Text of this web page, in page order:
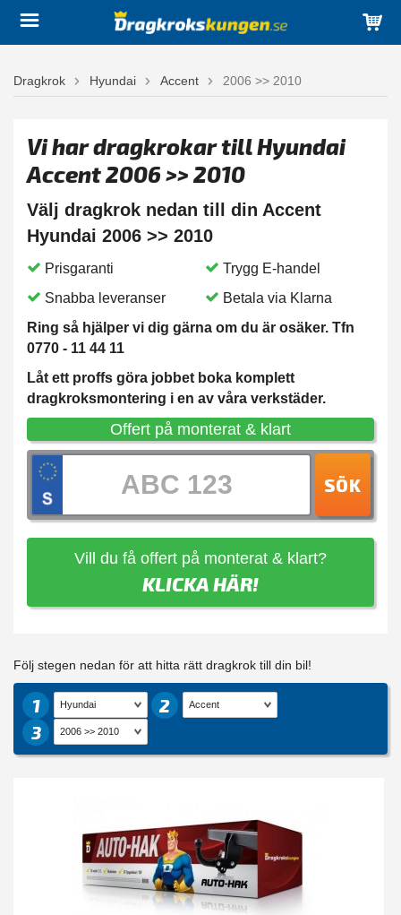
Dragkrok Hyundai Accent 2006 >> 2010
Vi har dragkrokar till Hyundai
Accent 2006 >> 2010
Välj dragkrok nedan till din Accent
Hyundai 2006 >> 2010
Prisgaranti
Trygg E-handel
Snabba leveranser
Betala via Klarna
Ring så hjälper vi dig gärna om du är osäker. Tfn
0770 - 11 44 11
Låt ett proffs göra jobbet boka komplett
dragkroksmontering i en av våra verkstäder.
Offert på monterat & klart
SÖK
Vill du få offert på monterat & klart?
KLICKA HÄR!
Följ stegen nedan för att hitta rätt dragkrok till din bil!
1
2
3